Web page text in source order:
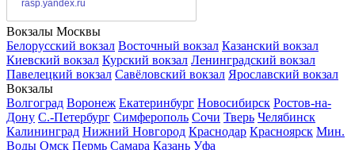
Вокзалы Москвы
Белорусский вокзал Восточный вокзал Казанский вокзал
Киевский вокзал Курский вокзал Ленинградский вокзал
Павелецкий вокзал Савёловский вокзал Ярославский вокзал
Вокзалы
Волгоград Воронеж Екатеринбург Новосибирск Ростов-на-
Дону С.-Петербург Симферополь Сочи Тверь Челябинск
Калининград Нижний Новгород Краснодар Красноярск Мин.
Воды Омск Пермь Самара Казань Уфа